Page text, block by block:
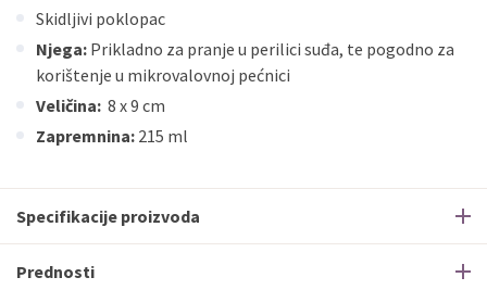
Skidljivi poklopac
Njega: Prikladno za pranje u perilici suđa, te pogodno za
korištenje u mikrovalovnoj pećnici
Veličina: 8 x 9 cm
Zapremnina: 215 ml
Specifikacije proizvoda
Prednosti